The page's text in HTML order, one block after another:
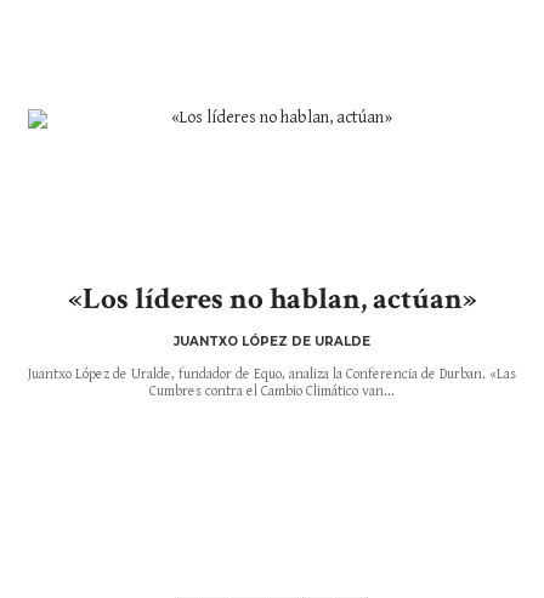
«Los líderes no hablan, actúan»
JUANTXO LÓPEZ DE URALDE
Juantxo López de Uralde, fundador de Equo, analiza la Conferencia de Durban. «Las
Cumbres contra el Cambio Climático van...